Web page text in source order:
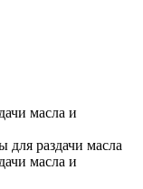
масла и
для раздачи масла
масла и